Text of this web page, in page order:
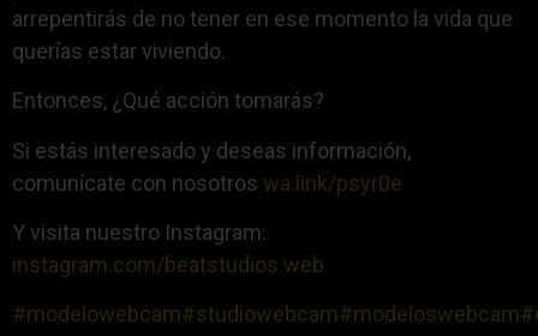
arrepentirás de no tener en ese momento la vida que
querías estar viviendo.
Entonces, ¿Qué acción tomarás?
Si estás interesado y deseas información,
comunícate con nosotros wa.link/psyr0e
Y visita nuestro Instagram:
instagram.com/beatstudios.web
#modelowebcam#studiowebcam#modeloswebcam